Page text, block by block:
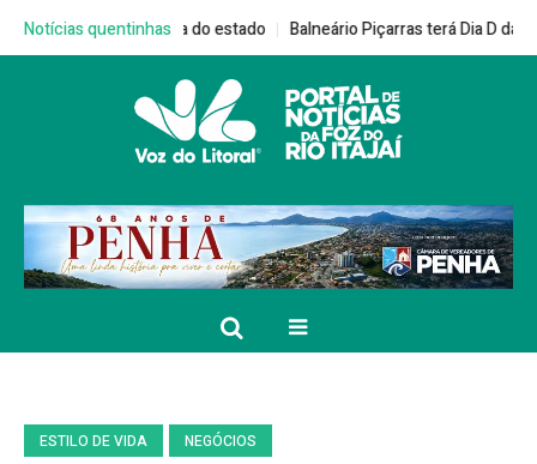
Notícias quentinhas
de fora do estado Balneário Piçarras terá Dia D da Campanha
ESTILO DE VIDA NEGÓCIOS